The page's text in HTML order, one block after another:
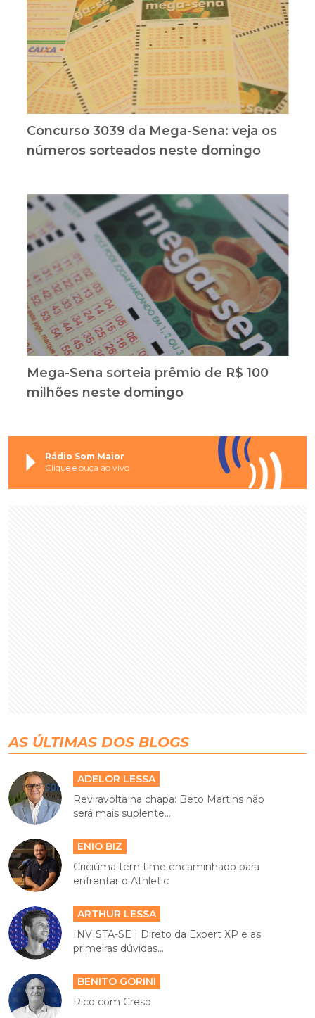
Concurso 3039 da Mega-Sena: veja os
números sorteados neste domingo
Mega-Sena sorteia prêmio de R$ 100
milhões neste domingo
Rádio Som Maior
Clique e ouça ao vivo
AS ÚLTIMAS DOS BLOGS
ADELOR LESSA
Reviravolta na chapa: Beto Martins não
será mais suplente...
ENIO BIZ
Criciúma tem time encaminhado para
enfrentar o Athletic
ARTHUR LESSA
INVISTA-SE | Direto da Expert XP e as
primeiras dúvidas...
BENITO GORINI
Rico com Creso